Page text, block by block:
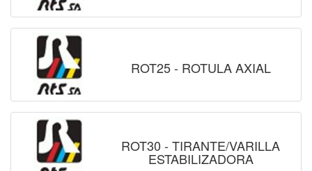
ROT25 - ROTULA AXIAL
ROT30 - TIRANTE/VARILLA
ESTABILIZADORA